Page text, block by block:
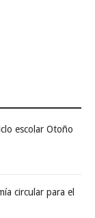
escolar Otoño
circular para el